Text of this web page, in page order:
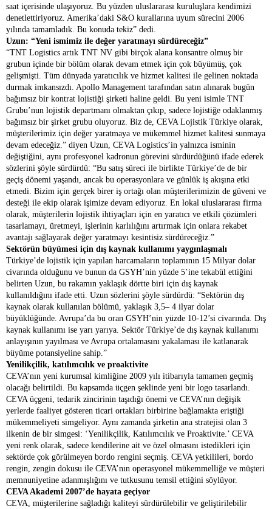
saat içerisinde ulaşıyoruz. Bu yüzden uluslararası kuruluşlara kendimizi
denetlettiriyoruz. Amerika’daki S&O kurallarına uyum sürecini 2006
yılında tamamladık. Bu konuda tekiz” dedi.
Uzun: “Yeni ismimiz ile değer yaratmayı sürdüreceğiz”
“TNT Logistics artık TNT NV gibi birçok alana konsantre olmuş bir
grubun içinde bir bölüm olarak devam etmek için çok büyümüş, çok
gelişmişti. Tüm dünyada yaratıcılık ve hizmet kalitesi ile gelinen noktada
durmak imkansızdı. Apollo Management tarafından satın alınarak bugün
bağımsız bir kontrat lojistiği şirketi haline geldi. Bu yeni isimle TNT
Grubu’nun lojistik departmanı olmaktan çıkıp, sadece lojistiğe odaklanmış
bağımsız bir şirket grubu oluyoruz. Biz de, CEVA Lojistik Türkiye olarak,
müşterilerimiz için değer yaratmaya ve mükemmel hizmet kalitesi sunmaya
devam edeceğiz.” diyen Uzun, CEVA Logistics’in yalnızca isminin
değiştiğini, aynı profesyonel kadronun görevini sürdürdüğünü ifade ederek
sözlerini şöyle sürdürdü: “Bu satış süreci ile birlikte Türkiye’de de bir
geçiş dönemi yaşandı, ancak bu operasyonlara ve günlük iş akışına etki
etmedi. Bizim için gerçek birer iş ortağı olan müşterilerimizin de güveni ve
desteği ile ekip olarak işimize devam ediyoruz. En lokal uluslararası firma
olarak, müşterilerin lojistik ihtiyaçları için en yaratıcı ve etkili çözümleri
tasarlamayı, üretmeyi, işlerinin karlılığını artırmak için onlara rekabet
avantajı sağlayarak değer yaratmayı kesintisiz sürdüreceğiz.”
Sektörün büyümesi için dış kaynak kullanımı yaygınlaşmalı
Türkiye’de lojistik için yapılan harcamaların toplamının 15 Milyar dolar
civarında olduğunu ve bunun da GSYH’nin yüzde 5’ine tekabül ettiğini
belirten Uzun, bu rakamın yaklaşık dörtte biri için dış kaynak
kullanıldığını ifade etti. Uzun sözlerini şöyle sürdürdü: “Sektörün dış
kaynak olarak kullanılan bölümü, yaklaşık 3,5– 4 ilyar dolar
büyüklüğünde. Avrupa’da bu oran GSYH’nin yüzde 10-12’si civarında. Dış
kaynak kullanımı ise yarı yarıya. Sektör Türkiye’de dış kaynak kullanımı
anlayışının yayılması ve Avrupa ortalamasını yakalaması ile katlanarak
büyüme potansiyeline sahip.”
Yenilikçilik, katılımcılık ve proaktivite
CEVA’nın yeni kurumsal kimliğine 2009 yılı itibarıyla tamamen geçmiş
olacağı belirtildi. Bu kapsamda üçgen şeklinde yeni bir logo tasarlandı.
CEVA üçgeni, tedarik zincirinin taşıdığı önemi ve CEVA’nın değişik
yerlerde faaliyet gösteren ticari ortakları birbirine bağlamakta eriştiği
mükemmeliyeti simgeliyor. Aynı zamanda şirketin ana stratejisi olan 3
ilkenin de bir simgesi: ‘Yenilikçilik, Katılımcılık ve Proaktivite.’ CEVA
yeni renk olarak, sadece kendilerine ait ve özel olmasını istedikleri için
sektörde çok görülmeyen bordo rengini seçmiş. CEVA yetkilileri, bordo
rengin, zengin dokusu ile CEVA’nın operasyonel mükemmelliğe ve müşteri
memnuniyetine adanmışlığını ve tutkusunu temsil ettiğini söylüyor.
CEVA Akademi 2007’de hayata geçiyor
CEVA, müşterilerine sağladığı kaliteyi sürdürülebilir ve geliştirilebilir